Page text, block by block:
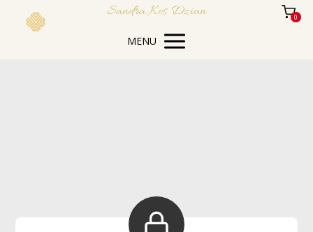
Sandra Kos Dzian 0
MENU